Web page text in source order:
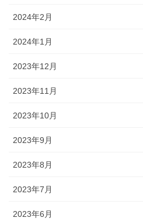
2024年2月
2024年1月
2023年12月
2023年11月
2023年10月
2023年9月
2023年8月
2023年7月
2023年6月